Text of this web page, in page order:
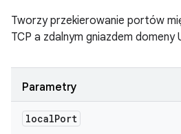
Tworzy przekierowanie portów
TCP a zdalnym gniazdem domeny
Parametry
localPort